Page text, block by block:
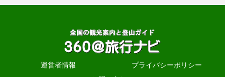
運営者情報
プライバシーポリシー